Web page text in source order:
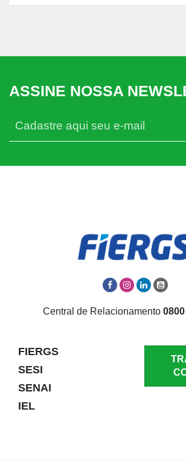
ASSINE NOSSA
Central de Relacionamento
FIERGS
SESI
SENAI
IEL